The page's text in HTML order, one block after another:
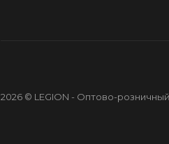
2026 © LEGION - Оптово-